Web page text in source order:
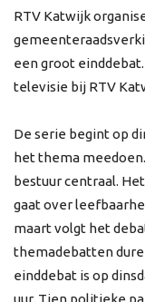
RTV Katwijk
een groot
televisie bij RTV
De serie begint op
het thema
bestuur centraal.
gaat over
maart volgt het
themadebatten
einddebat is op
uur. Tien politieke